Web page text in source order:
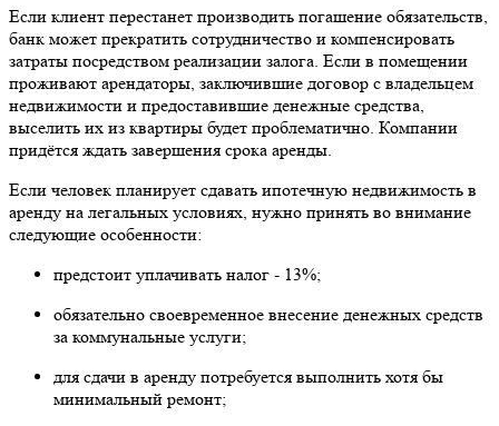
Если клиент перестанет производить погашение обязательств,
банк может прекратить сотрудничество и компенсировать
затраты посредством реализации залога. Если в помещении
проживают арендаторы, заключившие договор с владельцем
недвижимости и предоставившие денежные средства,
выселить их из квартиры будет проблематично. Компании
придётся ждать завершения срока аренды.
Если человек планирует сдавать ипотечную недвижимость в
аренду на легальных условиях, нужно принять во внимание
следующие особенности:
предстоит уплачивать налог - 13%;
обязательно своевременное внесение денежных средств
за коммунальные услуги;
для сдачи в аренду потребуется выполнить хотя бы
минимальный ремонт;